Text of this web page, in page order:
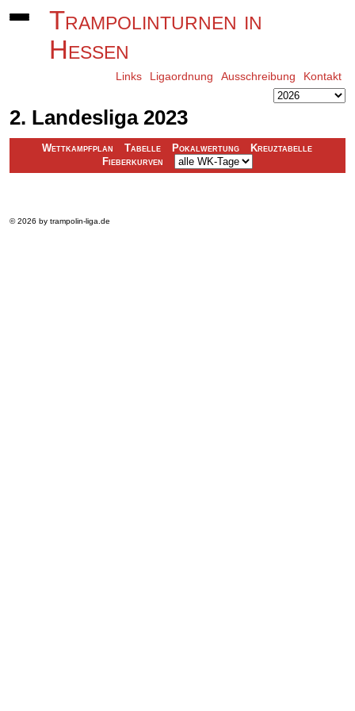
Trampolinturnen in
Hessen
Links Ligaordnung Ausschreibung Kontakt
2. Landesliga 2023
Wettkampfplan Tabelle Pokalwertung
Kreuztabelle
Fieberkurven
© 2026 by trampolin-liga.de